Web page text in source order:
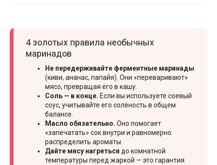
4 золотых правила необычных
маринадов
Не передерживайте ферментные маринады
(киви, ананас, папайя). Они «переваривают»
мясо, превращая его в кашу.
Соль — в конце. Если вы используете соевый
соус, учитывайте его солёность в общем
балансе.
Масло обязательно. Оно помогает
«запечатать» сок внутри и равномерно
распределить ароматы.
Дайте мясу нагреться до комнатной
температуры перед жаркой — это гарантия